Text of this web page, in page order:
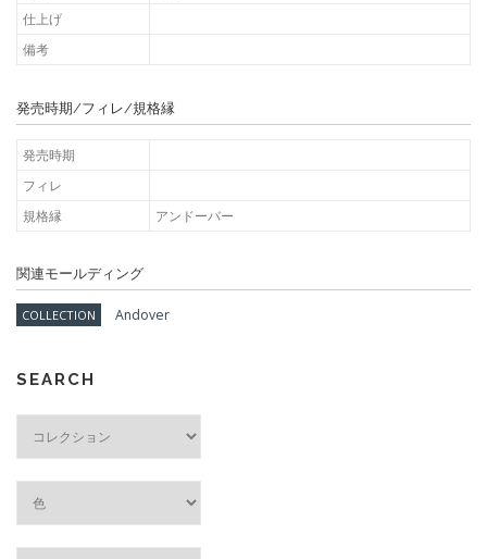
仕上げ
備考
発売時期/フィレ/規格縁
発売時期
フィレ
規格縁
アンドーバー
関連モールディング
COLLECTION Andover
SEARCH